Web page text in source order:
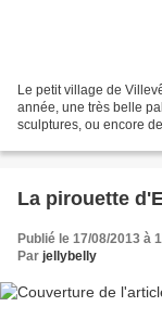
Le petit village de
année, une très belle
sculptures, ou encore
La pirouette
Publié le 17/08/2013 à
Par jellybelly